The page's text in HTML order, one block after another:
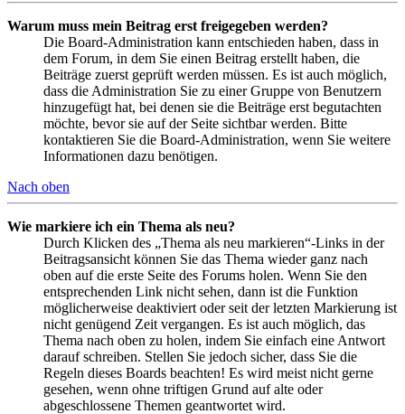
Warum muss mein Beitrag erst freigegeben werden?
Die Board-Administration kann entschieden haben, dass in
dem Forum, in dem Sie einen Beitrag erstellt haben, die
Beiträge zuerst geprüft werden müssen. Es ist auch möglich,
dass die Administration Sie zu einer Gruppe von Benutzern
hinzugefügt hat, bei denen sie die Beiträge erst begutachten
möchte, bevor sie auf der Seite sichtbar werden. Bitte
kontaktieren Sie die Board-Administration, wenn Sie weitere
Informationen dazu benötigen.
Nach oben
Wie markiere ich ein Thema als neu?
Durch Klicken des „Thema als neu markieren“-Links in der
Beitragsansicht können Sie das Thema wieder ganz nach
oben auf die erste Seite des Forums holen. Wenn Sie den
entsprechenden Link nicht sehen, dann ist die Funktion
möglicherweise deaktiviert oder seit der letzten Markierung ist
nicht genügend Zeit vergangen. Es ist auch möglich, das
Thema nach oben zu holen, indem Sie einfach eine Antwort
darauf schreiben. Stellen Sie jedoch sicher, dass Sie die
Regeln dieses Boards beachten! Es wird meist nicht gerne
gesehen, wenn ohne triftigen Grund auf alte oder
abgeschlossene Themen geantwortet wird.